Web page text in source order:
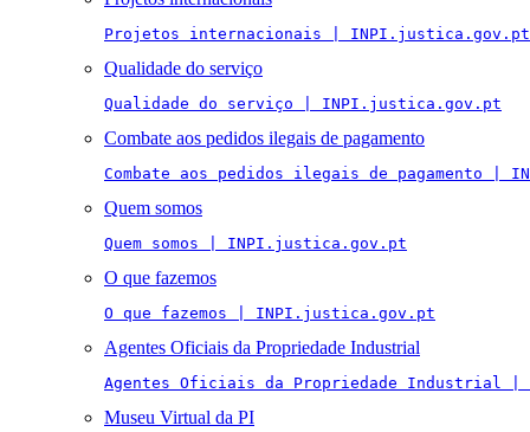
Projetos internacionais | INPI.justica.gov.pt
Qualidade do serviço
Qualidade do serviço | INPI.justica.gov.pt
Combate aos pedidos ilegais de pagamento
Combate aos pedidos ilegais de pagamento |
Quem somos
Quem somos | INPI.justica.gov.pt
O que fazemos
O que fazemos | INPI.justica.gov.pt
Agentes Oficiais da Propriedade Industrial
Agentes Oficiais da Propriedade Industrial
Museu Virtual da PI